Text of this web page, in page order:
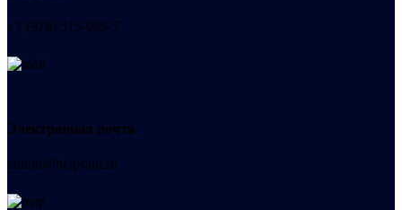
+7 (978) 515-999-7
Электронная почта
admin@helpsant.ru